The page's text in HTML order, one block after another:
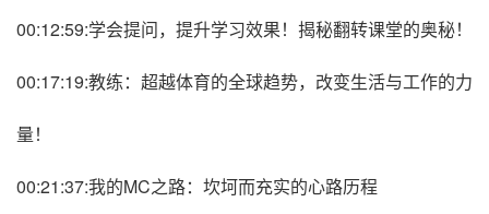
00:12:59:学会提问，提升学习效果！揭秘翻转课堂的奥秘！
00:17:19:教练：超越体育的全球趋势，改变生活与工作的力
量！
00:21:37:我的MC之路：坎坷而充实的心路历程